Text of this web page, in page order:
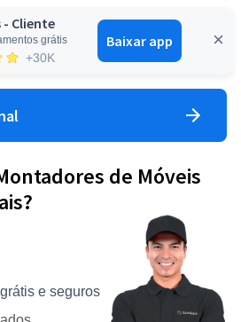
- Cliente
grátis
+30K
Baixar app
Entrar
de Móveis
e seguros